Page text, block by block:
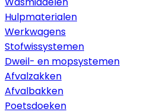
Hulpmaterialen
Werkwagens
Stofwissystemen
Dweil- en mopsystemen
Afvalzakken
Afvalbakken
Poetsdoeken